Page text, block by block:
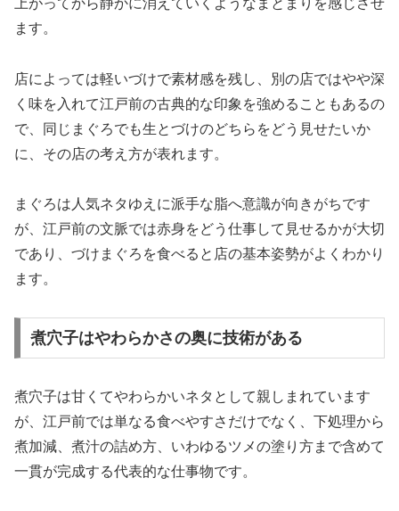
ます。
店によっては軽いづけで素材感を残し、別の店ではやや深
く味を入れて江戸前の古典的な印象を強めることもあるの
で、同じまぐろでも生とづけのどちらをどう見せたいか
に、その店の考え方が表れます。
まぐろは人気ネタゆえに派手な脂へ意識が向きがちです
が、江戸前の文脈では赤身をどう仕事して見せるかが大切
であり、づけまぐろを食べると店の基本姿勢がよくわかり
ます。
煮穴子はやわらかさの奥に技術がある
煮穴子は甘くてやわらかいネタとして親しまれています
が、江戸前では単なる食べやすさだけでなく、下処理から
煮加減、煮汁の詰め方、いわゆるツメの塗り方まで含めて
一貫が完成する代表的な仕事物です。